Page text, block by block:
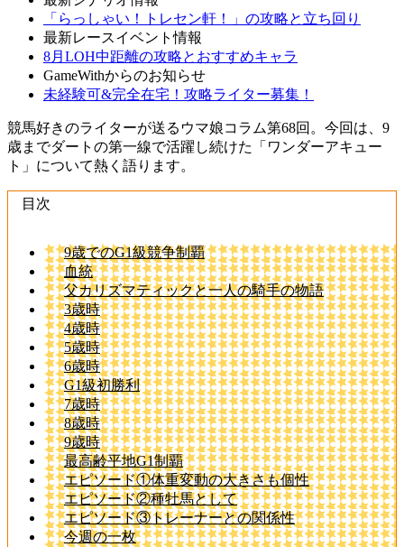
「らっしゃい！トレセン軒！」の攻略と立ち回り
最新レースイベント情報
8月LOH中距離の攻略とおすすめキャラ
GameWithからのお知らせ
未経験可&完全在宅！攻略ライター募集！
競馬好きのライターが送るウマ娘コラム第68回。今回は、9
歳までダートの第一線で活躍し続けた「ワンダーアキュー
ト」について熱く語ります。
目次
9歳でのG1級競争制覇
血統
父カリズマティックと一人の騎手の物語
3歳時
4歳時
5歳時
6歳時
G1級初勝利
7歳時
8歳時
9歳時
最高齢平地G1制覇
エピソード①体重変動の大きさも個性
エピソード②種牡馬として
エピソード③トレーナーとの関係性
今週の一枚